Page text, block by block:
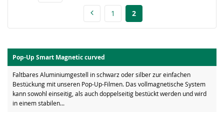
1 2
Pop-Up Smart Magnetic curved
Faltbares Aluminiumgestell in schwarz oder silber zur einfachen
Bestückung mit unseren Pop-Up-Filmen. Das vollmagnetische System
kann sowohl einseitig, als auch doppelseitig bestückt werden und wird
in einem stabilen...